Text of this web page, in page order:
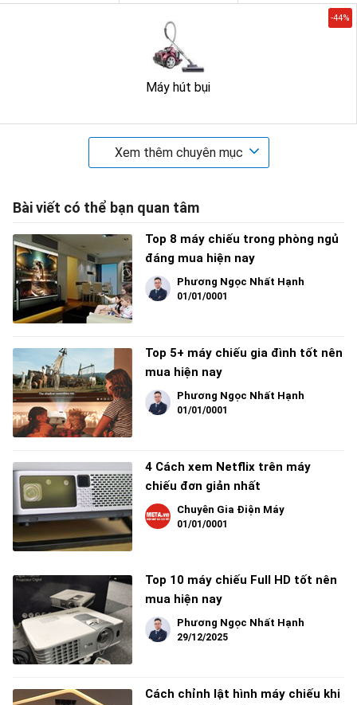
Máy hút bụi
-44%
Xem thêm chuyên mục
Bài viết có thể bạn quan tâm
Top 8 máy chiếu trong phòng ngủ
đáng mua hiện nay
Phương Ngọc Nhất Hạnh
01/01/0001
Top 5+ máy chiếu gia đình tốt nên
mua hiện nay
Phương Ngọc Nhất Hạnh
01/01/0001
4 Cách xem Netflix trên máy
chiếu đơn giản nhất
Chuyên Gia Điện Máy
01/01/0001
Top 10 máy chiếu Full HD tốt nên
mua hiện nay
Phương Ngọc Nhất Hạnh
29/12/2025
Cách chỉnh lật hình máy chiếu khi